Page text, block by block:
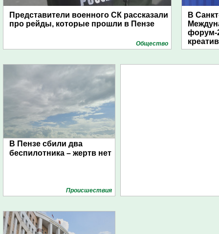
Представители военного СК рассказали
про рейды, которые прошли в Пензе
Общество
В
форум-
В Пензе сбили два
беспилотника – жертв нет
Проиcшествия